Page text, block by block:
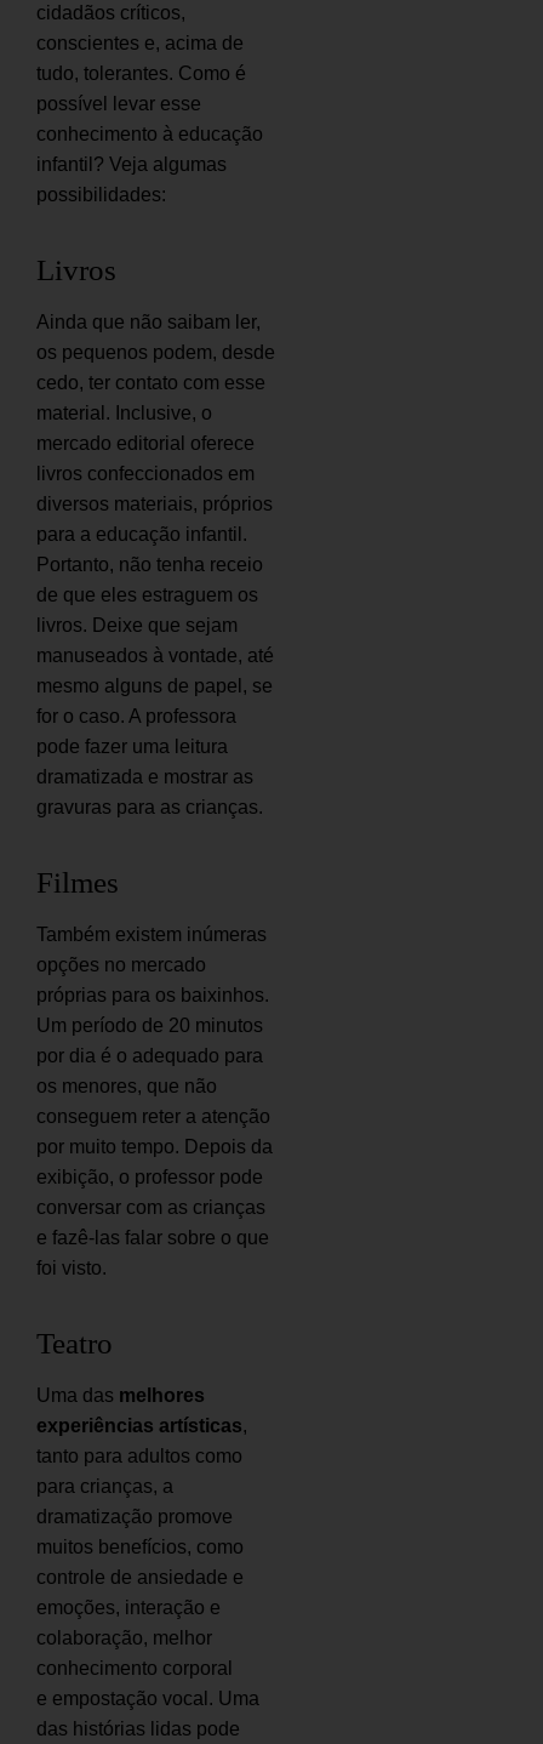
cidadãos críticos,
conscientes e, acima de
tudo, tolerantes. Como é
possível levar esse
conhecimento à educação
infantil? Veja algumas
possibilidades:
Livros
Ainda que não saibam ler,
os pequenos podem, desde
cedo, ter contato com esse
material. Inclusive, o
mercado editorial oferece
livros confeccionados em
diversos materiais, próprios
para a educação infantil.
Portanto, não tenha receio
de que eles estraguem os
livros. Deixe que sejam
manuseados à vontade, até
mesmo alguns de papel, se
for o caso. A professora
pode fazer uma leitura
dramatizada e mostrar as
gravuras para as crianças.
Filmes
Também existem inúmeras
opções no mercado
próprias para os baixinhos.
Um período de 20 minutos
por dia é o adequado para
os menores, que não
conseguem reter a atenção
por muito tempo. Depois da
exibição, o professor pode
conversar com as crianças
e fazê-las falar sobre o que
foi visto.
Teatro
Uma das melhores
experiências artísticas,
tanto para adultos como
para crianças, a
dramatização promove
muitos benefícios, como
controle de ansiedade e
emoções, interação e
colaboração, melhor
conhecimento corporal
e empostação vocal. Uma
das histórias lidas pode